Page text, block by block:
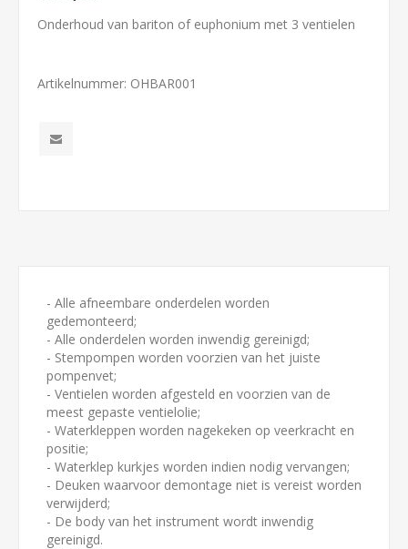
Onderhoud van bariton of euphonium met 3 ventielen
Artikelnummer: OHBAR001
- Alle afneembare onderdelen worden
gedemonteerd;
- Alle onderdelen worden inwendig gereinigd;
- Stempompen worden voorzien van het juiste
pompenvet;
- Ventielen worden afgesteld en voorzien van de
meest gepaste ventielolie;
- Waterkleppen worden nagekeken op veerkracht en
positie;
- Waterklep kurkjes worden indien nodig vervangen;
- Deuken waarvoor demontage niet is vereist worden
verwijderd;
- De body van het instrument wordt inwendig
gereinigd.